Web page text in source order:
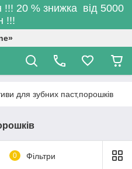
!!! 20 % знижка від 5000
!!!
для зубних паст,порошків
0 Фільтри